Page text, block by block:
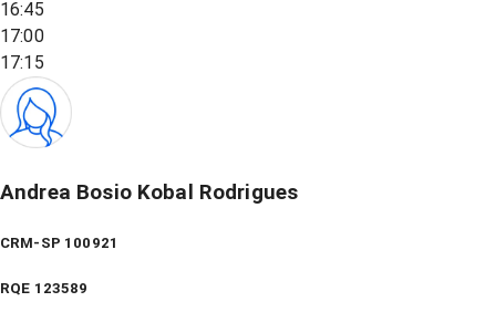
16:45
17:00
17:15
Andrea Bosio Kobal Rodrigues
CRM-SP 100921
RQE 123589